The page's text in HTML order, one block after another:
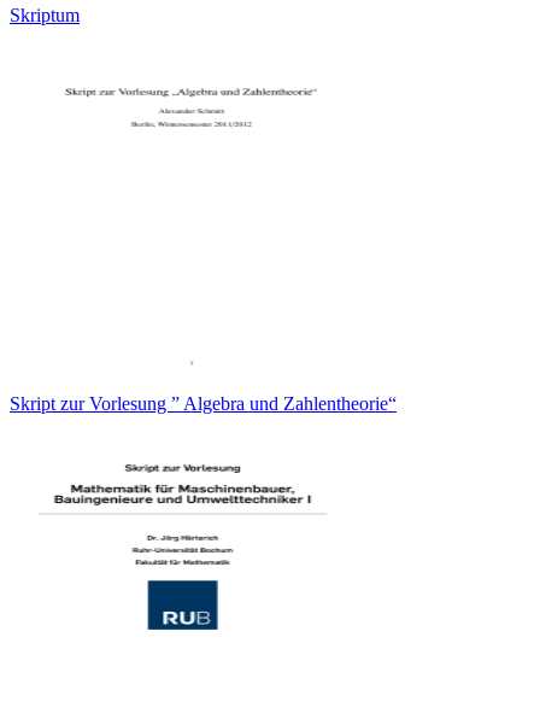
Skriptum
Skript zur Vorlesung ” Algebra und Zahlentheorie“